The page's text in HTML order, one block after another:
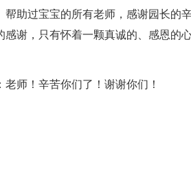
帮助过宝宝的所有老师，感谢园长的
感谢，只有怀着一颗真诚的、感恩的
师！辛苦你们了！谢谢你们！